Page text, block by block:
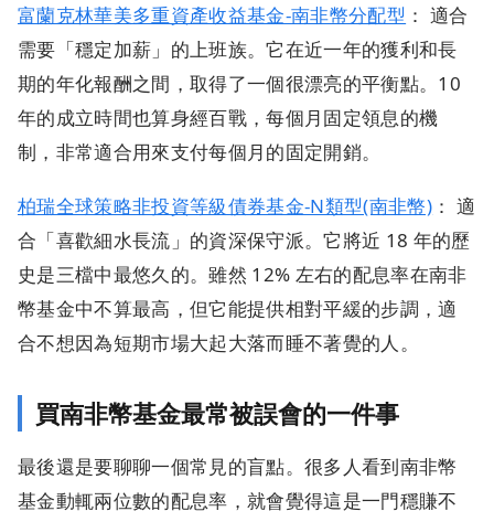
富蘭克林華美多重資產收益基金-南非幣分配型 ： 適合
需要「穩定加薪」的上班族。它在近一年的獲利和長
期的年化報酬之間，取得了一個很漂亮的平衡點。10
年的成立時間也算身經百戰，每個月固定領息的機
制，非常適合用來支付每個月的固定開銷。
柏瑞全球策略非投資等級債券基金-N類型(南非幣) ： 適
合「喜歡細水長流」的資深保守派。它將近 18 年的歷
史是三檔中最悠久的。雖然 12% 左右的配息率在南非
幣基金中不算最高，但它能提供相對平緩的步調，適
合不想因為短期市場大起大落而睡不著覺的人。
買南非幣基金最常被誤會的一件事
最後還是要聊聊一個常見的盲點。很多人看到南非幣
基金動輒兩位數的配息率，就會覺得這是一門穩賺不